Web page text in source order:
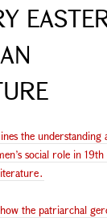
the understanding
social role in
the patriarchal